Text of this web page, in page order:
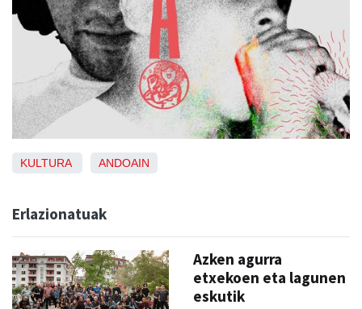
KULTURA ANDOAIN
Erlazionatuak
Azken agurra
etxekoen eta lagunen
eskutik